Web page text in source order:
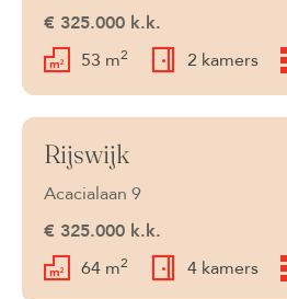
€ 325.000 k.k.
53 m2 2 kamers
Verkocht
Rijswijk
Acacialaan 9
€ 325.000 k.k.
64 m2 4 kamers